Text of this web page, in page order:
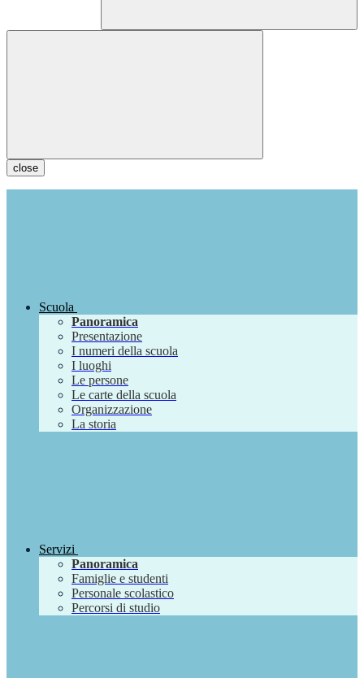
close
Scuola
Panoramica
Presentazione
I numeri della scuola
I luoghi
Le persone
Le carte della scuola
Organizzazione
La storia
Servizi
Panoramica
Famiglie e studenti
Personale scolastico
Percorsi di studio